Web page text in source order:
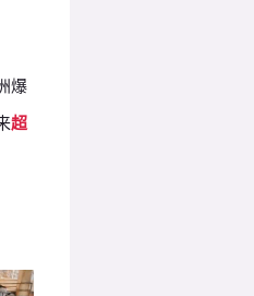
爆
超